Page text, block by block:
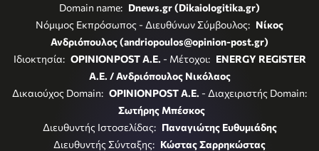
Domain name: Dnews.gr (Dikaiologitika.gr)
Νόμιμος Εκπρόσωπος - Διευθύνων Σύμβουλος: Νίκος
Ανδριόπουλος (andriopoulos@opinion-post.gr)
Ιδιοκτησία: OPINIONPOST A.E. - Μέτοχοι: ENERGY REGISTER
Α.Ε. / Ανδριόπουλος Νικόλαος
Δικαιούχος Domain: OPINIONPOST A.E. - Διαχειριστής Domain:
Σωτήρης Μπέσκος
Διευθυντής Ιστοσελίδας: Παναγιώτης Ευθυμιάδης
Διευθυντής Σύνταξης: Κώστας Σαρρηκώστας